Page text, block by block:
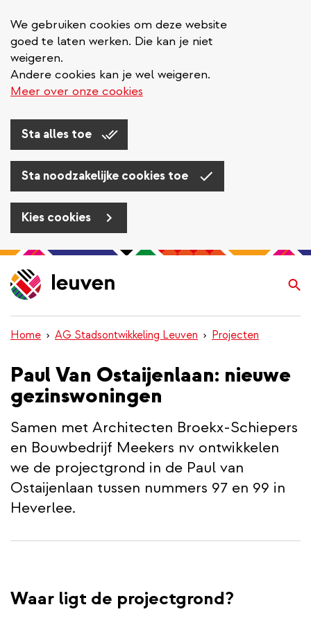
We gebruiken cookies om deze website
goed te laten werken. Die kan je niet
weigeren.
Andere cookies kan je wel weigeren.
Meer over onze cookies
Sta alles toe
Sta noodzakelijke cookies toe
Kies cookies
Overslaan
en
naar
inhoud
gaan
Home AG Stadsontwikkeling Leuven Projecten
Paul Van Ostaijenlaan: nieuwe
gezinswoningen
Samen met Architecten Broekx-Schiepers
en Bouwbedrijf Meekers nv ontwikkelen
we de projectgrond in de Paul van
Ostaijenlaan tussen nummers 97 en 99 in
Heverlee.
Waar ligt de projectgrond?